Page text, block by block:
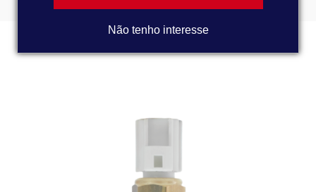
Não tenho interesse